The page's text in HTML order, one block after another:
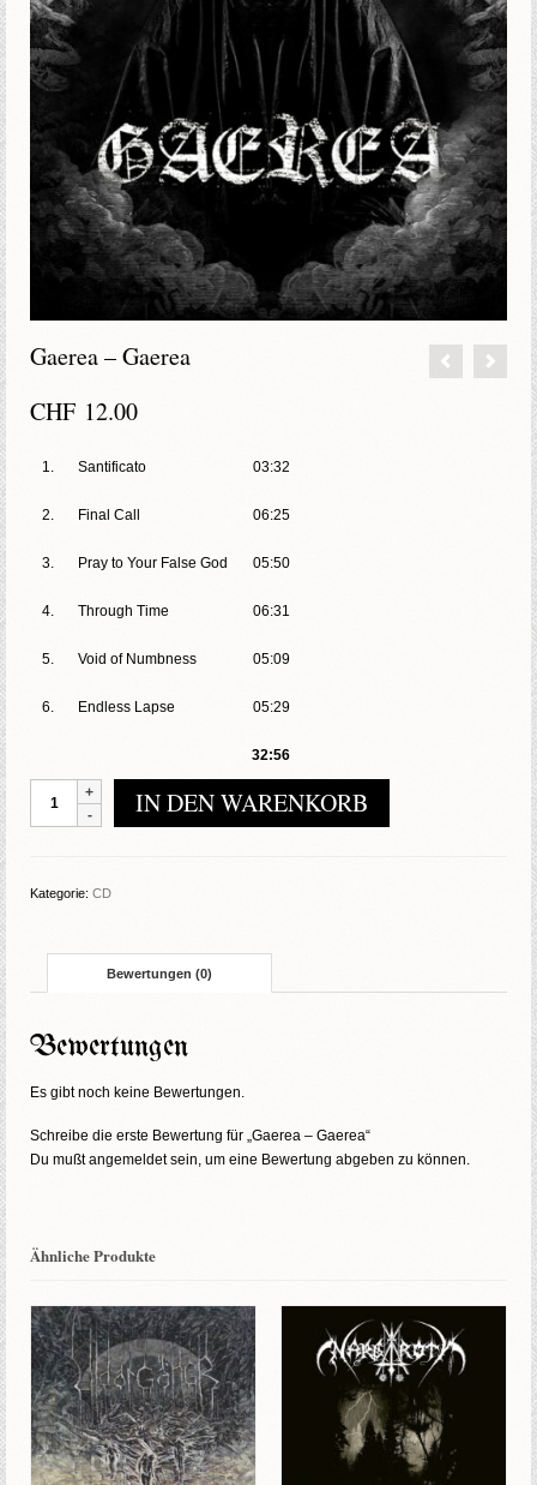
Gaerea – Gaerea
CHF 12.00
1. Santificato 03:32
2. Final Call 06:25
3. Pray to Your False God 05:50
4. Through Time 06:31
5. Void of Numbness 05:09
6. Endless Lapse 05:29
32:56
IN DEN WARENKORB
Kategorie: CD
Bewertungen (0)
Bewertungen
Es gibt noch keine Bewertungen.
Schreibe die erste Bewertung für „Gaerea – Gaerea“
Du mußtangemeldetsein, um eine Bewertung abgeben zu können.
Ähnliche Produkte